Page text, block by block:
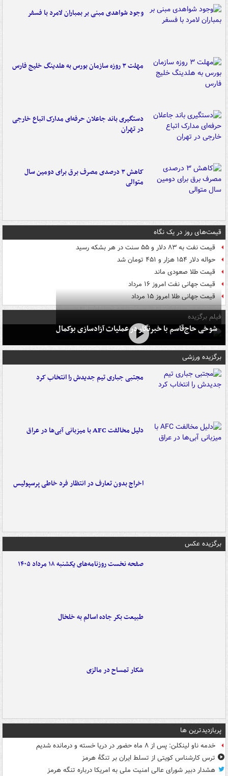
وجود شواهدی مبنی بر بمباران لامرد با فسفر
مهلت ۳ روزه سازمان بورس به هلدینگ خلیج فارس
دستگیری باند جاعلان حرفه‌ای مدارک اتباع خارجی
در تهران
کاهش ۳ درصدی مصرف برق برای دومین سال
متوالی
قیمت‌های روز در یک نگاه
قیمت نفت به ۸۳ دلار و ۵۵ سنت در هر بشکه رسید
حواله دلار ۱۵۴ هزار و ۴۵۱ تومان شد
قیمت طلا صعودی ماند
قیمت جهانی نفت امروز ۱۶ مرداد
قیمت جهانی طلا امروز ۱۵ مرداد
فیلم برگزیده
شوخی حاج‌قاسم با خبرنگار در عملیات آزادسازی بوکمال
برگزیده ورزشی
مجتبی جباری تیم جدیدش را انتخاب کرد
دلیل مخالفت AFC با میزبانی آبی‌ها در عراق
اخراج بدون تعارف در انتظار فرد خاطی پرسپولیس
برگزیده عکس
صفحه نخست روزنامه‌های یکشنبه ۱۸ مرداد ۱۴۰۵
طبیعت بکر جاده اسالم به خلخال
شکار تمساح در مالزی
پربازدیدترین ها
خدمه ناو لینکلن: پس از ۸ ماه حضور در دریا خسته و درمانده‌ شدیم
ترس کارشناس کویتی از تسلط ایران بر تنگۀ هرمز
هشدار دبیر شورای عالی امنیت ملی به امریکا درباره تنگه هرمز